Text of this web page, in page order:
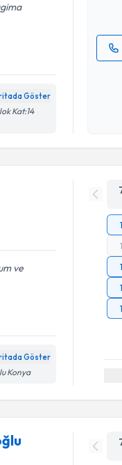
Göster
Kat:14
ve
Göster
Konya